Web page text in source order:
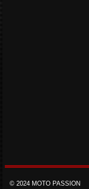
© 2024 MOTO PASSION